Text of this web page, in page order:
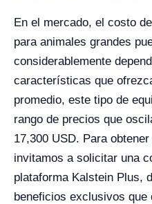
En el mercado, el costo
para animales grandes
considerablemente
características que
promedio, este tipo de
rango de precios que
17,300 USD. Para
invitamos a solicitar una
plataforma Kalstein Plus,
beneficios exclusivos que